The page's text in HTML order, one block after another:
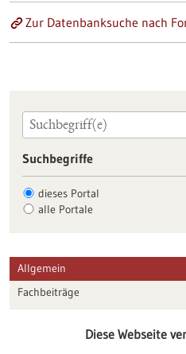
Zur Datenbanksuche nach
Suchbegriffe
dieses Portal
alle Portale
Allgemein
Fachbeiträge
VeranstaltungenDiese Webseite